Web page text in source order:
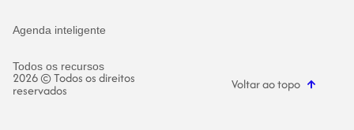
Agenda inteligente
Todos os recursos
2026 © Todos os direitos
reservados Voltar ao topo